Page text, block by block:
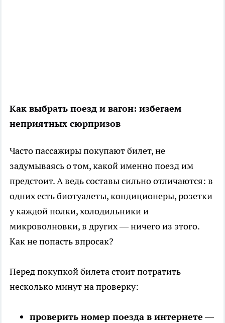
Как выбрать поезд и вагон: избегаем
неприятных сюрпризов
Часто пассажиры покупают билет, не
задумываясь о том, какой именно поезд им
предстоит. А ведь составы сильно отличаются: в
одних есть биотуалеты, кондиционеры, розетки
у каждой полки, холодильники и
микроволновки, в других — ничего из этого.
Как не попасть впросак?
Перед покупкой билета стоит потратить
несколько минут на проверку:
проверить номер поезда в интернете—